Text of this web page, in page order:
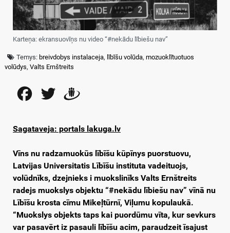
Karteņa: ekransuovīņs nu video “#nekādu lībiešu nav”
Temys: breivdobys instalaceja, lībīšu volūda,mozuoklītuotuos
volūdys, Valts Ernštreits
FacebookTwitter
Sagataveja: portals lakuga.lv
Vīns nu radzamuokūs lībīšu kūpīnys puorstuovu,
Latvijas Universitatis Lībīšu instituta vadeituojs,
volūdnīks, dzejnieks i muokslinīks Valts Ernštreits
radejs muokslys objektu “#nekādu lībiešu nav” vīnā nu
Lībīšu krosta cīmu Mikeļtūrnī, Viļumu kopulaukā.
“Muokslys objekts taps kai puordūmu vīta, kur sevkurs
var pasavērt iz pasauli lībīšu acim, paraudzeit īsajust